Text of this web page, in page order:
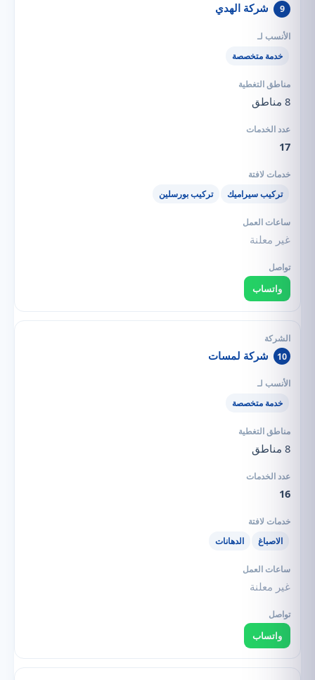
9 شركة الهدي
خدمة متخصصة
8 مناطق
17
تركيب سيراميك تركيب بورسلين
غير معلنة
واتساب
10 شركة لمسات
خدمة متخصصة
8 مناطق
16
الاصباغ الدهانات
غير معلنة
واتساب